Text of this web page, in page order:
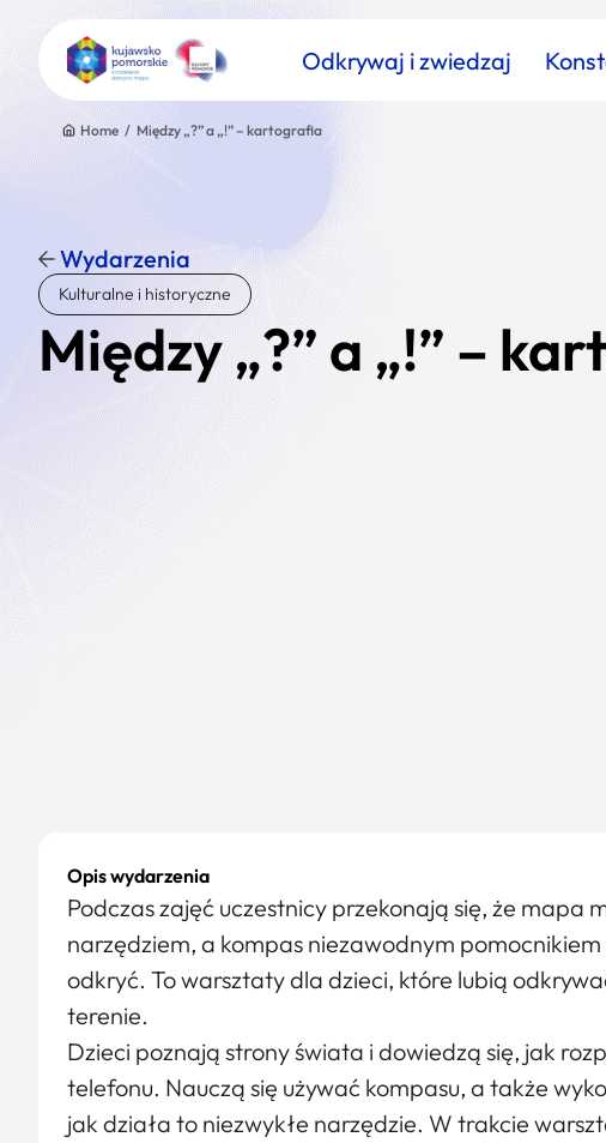
Odkrywaj i zwiedzaj
Znajdź atrakcję
Nazwa atrakcji
Home / Między „?” a „!” – kartografia
Wydarzenia
Kulturalne i historyczne
Między „?” a „!” –
Opis wydarzenia
Podczas zajęć uczestnicy przekonają się, że mapa
narzędziem, a kompas niezawodnym
odkryć. To warsztaty dla dzieci, które lubią
terenie.
Dzieci poznają strony świata i dowiedzą się, jak
telefonu. Nauczą się używać kompasu, a także
jak działa to niezwykłe narzędzie. W trakcie